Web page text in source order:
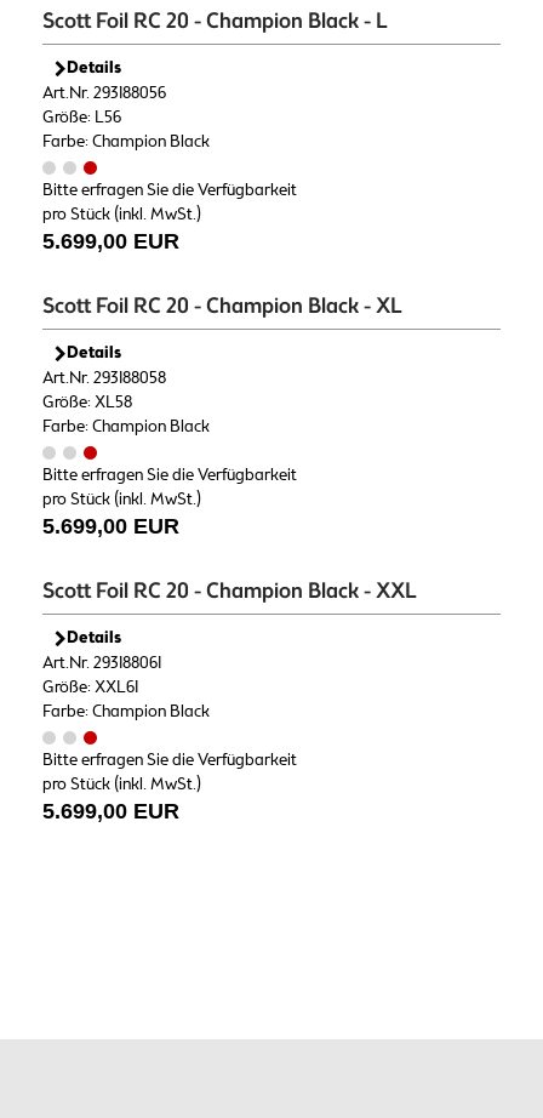
Scott Foil RC 20 - Champion Black - L
Details
Art.Nr. 293188056
Größe: L56
Farbe: Champion Black
Bitte erfragen Sie die Verfügbarkeit
pro Stück (inkl. MwSt.)
5.699,00 EUR
Scott Foil RC 20 - Champion Black - XL
Details
Art.Nr. 293188058
Größe: XL58
Farbe: Champion Black
Bitte erfragen Sie die Verfügbarkeit
pro Stück (inkl. MwSt.)
5.699,00 EUR
Scott Foil RC 20 - Champion Black - XXL
Details
Art.Nr. 293188061
Größe: XXL61
Farbe: Champion Black
Bitte erfragen Sie die Verfügbarkeit
pro Stück (inkl. MwSt.)
5.699,00 EUR